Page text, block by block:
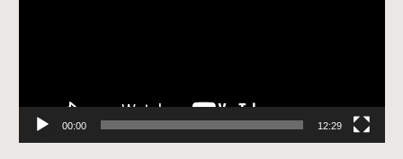
00:00 12:29